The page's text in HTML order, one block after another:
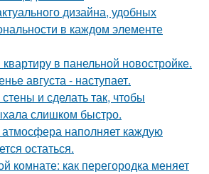
дизайна, удобных
в каждом элементе
в панельной новостройке.
августа - наступает.
и сделать так, чтобы
слишком быстро.
наполняет каждую
остаться.
комнате: как перегородка меняет